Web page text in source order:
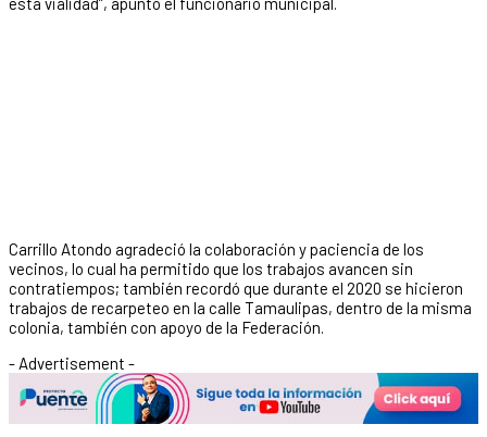
Carrillo Atondo agradeció la colaboración y paciencia de los
vecinos, lo cual ha permitido que los trabajos avancen sin
contratiempos; también recordó que durante el 2020 se hicieron
trabajos de recarpeteo en la calle Tamaulipas, dentro de la misma
colonia, también con apoyo de la Federación.
- Advertisement -